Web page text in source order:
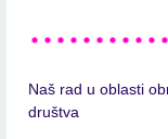
Naš rad u oblasti
društva